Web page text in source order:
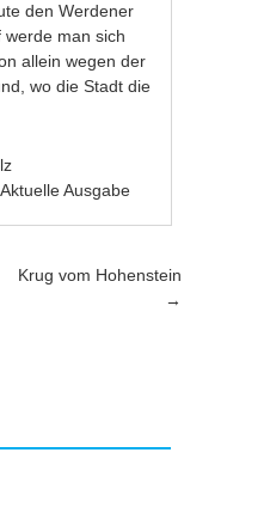
den Werdener
werde man sich
allein wegen der
wo die Stadt die
Aktuelle Ausgabe
Krug vom Hohenstein
→